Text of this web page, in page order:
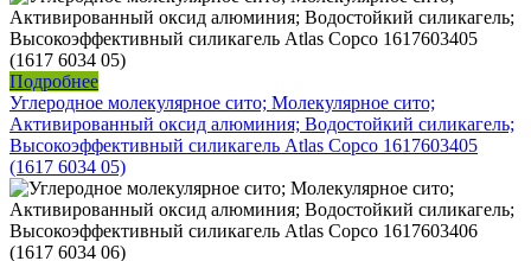
Подробнее
Углеродное молекулярное сито; Молекулярное сито;
Активированный оксид алюминия; Водостойкий силикагель;
Высокоэффективный силикагель Atlas Copco 1617603405
(1617 6034 05)